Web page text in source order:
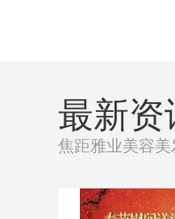
最新资
焦距雅业美容